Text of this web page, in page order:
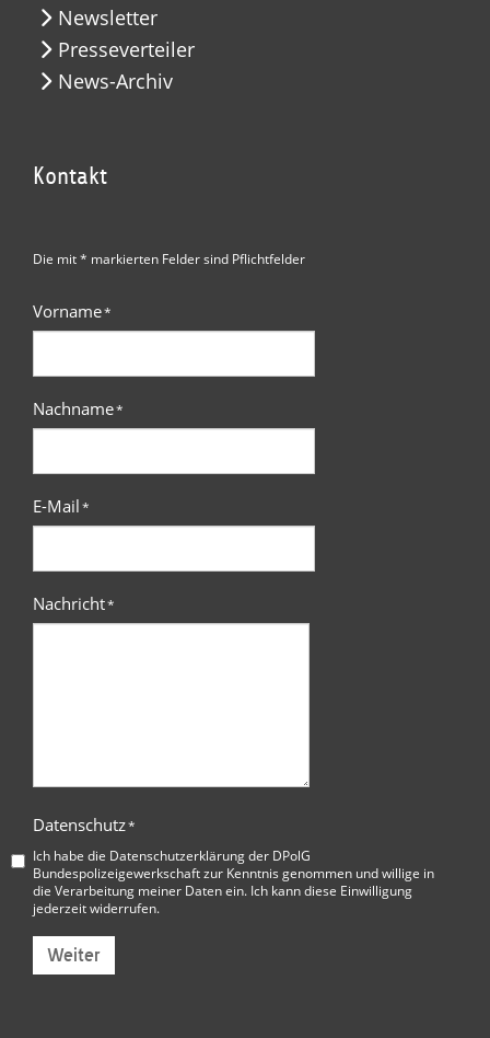
Newsletter
Presseverteiler
News-Archiv
Kontakt
Die mit * markierten Felder sind Pflichtfelder
Vorname*
Nachname*
E-Mail*
Nachricht*
Datenschutz*
Ich habe die Datenschutzerklärung der DPolG
Bundespolizeigewerkschaftzur Kenntnis genommen und willige in
die Verarbeitung meiner Daten ein. Ich kann diese Einwilligung
jederzeit widerrufen.
Weiter